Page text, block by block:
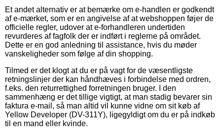
Et andet alternativ er at bemærke om e-handlen er godkendt
af e-mærket, som er en angivelse af at webshoppen føjer de
officielle regler, udover at e-forhandleren undertiden
revurderes af fagfolk der er indført i reglerne på området.
Dette er en god anledning til assistance, hvis du møder
vanskeligheder som følge af din shopping.
Tilmed er det klogt at du er på vagt for de væsentligste
retningslinjer der kan håndhæves i forbindelse med ordren,
f.eks. den returrettighed forretningen bruger. I den
sammenhæng er det tillige vigtigt, at man stadig bevarer sin
faktura e-mail, så man altid vil kunne vidne om sit køb af
Yellow Developer (DV-311Y), ligegyldigt om du er på indkøb
til en mand eller kvinde.